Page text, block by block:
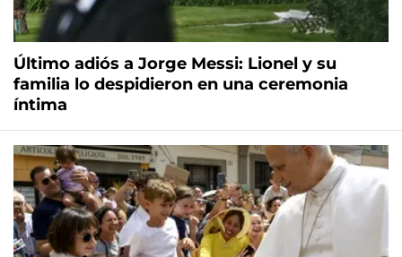
Último adiós a Jorge Messi: Lionel y su
familia lo despidieron en una ceremonia
íntima